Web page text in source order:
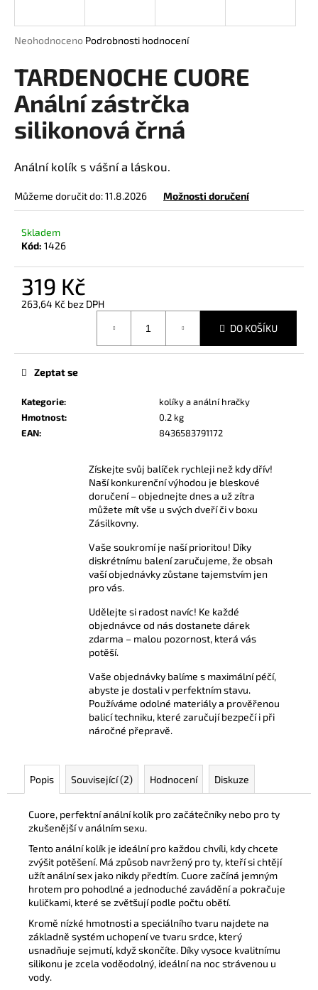
Průměrné
produktu
0,0
z
hvězdiček.
Neohodnoceno Podrobnosti hodnocení
TARDENOCHE CUORE
Anální zástrčka
silikonová črná
Anální kolík s vášní a láskou.
Můžeme doručit do:11.8.2026 Možnosti doručení
Skladem
Kód: 1426
319 Kč
263,64 Kč bez DPH
DO KOŠÍKU
Kategorie:
kolíky a anální hračky
Hmotnost:
0.2 kg
EAN: 8436583791172
Zeptat se
Získejte svůj balíček rychleji než kdy dřív!
Naší konkurenční výhodou je bleskové
doručení – objednejte dnes a už zítra
můžete mít vše u svých dveří či v boxu
Zásilkovny.
Vaše soukromí je naší prioritou! Díky
diskrétnímu balení zaručujeme, že obsah
vaší objednávky zůstane tajemstvím jen
pro vás.
Udělejte si radost navíc! Ke každé
objednávce od nás dostanete dárek
zdarma – malou pozornost, která vás
potěší.
Vaše objednávky balíme s maximální péčí,
abyste je dostali v perfektním stavu.
Používáme odolné materiály a prověřenou
balicí techniku, které zaručují bezpečí i při
náročné přepravě.
Popis Související (2) Hodnocení Diskuze
Cuore, perfektní anální kolík pro začátečníky nebo pro ty
zkušenější v análním sexu.
Tento anální kolík je ideální pro každou chvíli, kdy chcete
zvýšit potěšení. Má způsob navržený pro ty, kteří si chtějí
užít anální sex jako nikdy předtím. Cuore začíná jemným
hrotem pro pohodlné a jednoduché zavádění a pokračuje
kuličkami, které se zvětšují podle počtu obětí.
Kromě nízké hmotnosti a speciálního tvaru najdete na
základně systém uchopení ve tvaru srdce, který
usnadňuje sejmutí, když skončíte. Díky vysoce kvalitnímu
silikonu je zcela voděodolný, ideální na noc strávenou u
vody.
j
t
?
HLEDAT
D
o
u
j
e